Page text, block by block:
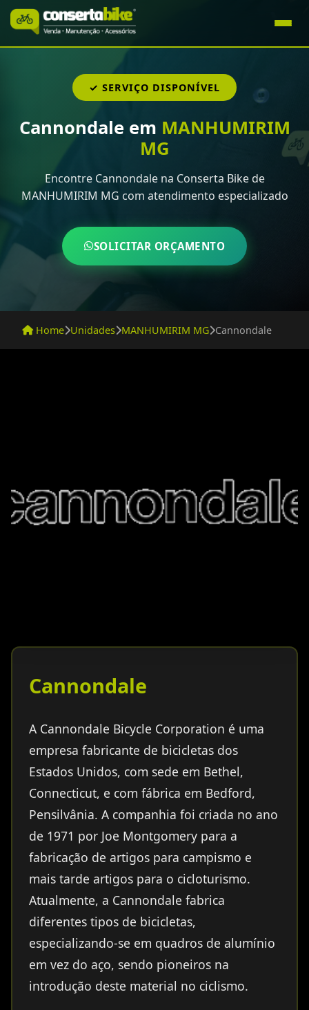
✓ SERVIÇO DISPONÍVEL
Cannondale em MANHUMIRIM
MG
Encontre Cannondale na Conserta Bike de
MANHUMIRIM MG com atendimento especializado
SOLICITAR ORÇAMENTO
Home Unidades MANHUMIRIM MG Cannondale
Cannondale
A Cannondale Bicycle Corporation é uma
empresa fabricante de bicicletas dos
Estados Unidos, com sede em Bethel,
Connecticut, e com fábrica em Bedford,
Pensilvânia. A companhia foi criada no ano
de 1971 por Joe Montgomery para a
fabricação de artigos para campismo e
mais tarde artigos para o cicloturismo.
Atualmente, a Cannondale fabrica
diferentes tipos de bicicletas,
especializando-se em quadros de alumínio
em vez do aço, sendo pioneiros na
introdução deste material no ciclismo.